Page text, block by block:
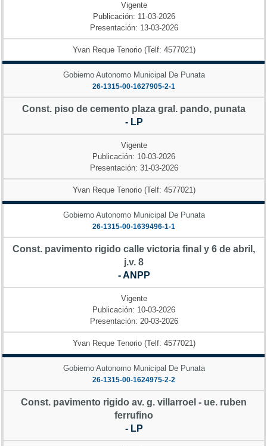
Vigente
Publicación: 11-03-2026
Presentación: 13-03-2026
Yvan Reque Tenorio (Telf: 4577021)
Gobierno Autonomo Municipal De Punata
26-1315-00-1627905-2-1
Const. piso de cemento plaza gral. pando, punata
- LP
Vigente
Publicación: 10-03-2026
Presentación: 31-03-2026
Yvan Reque Tenorio (Telf: 4577021)
Gobierno Autonomo Municipal De Punata
26-1315-00-1639496-1-1
Const. pavimento rigido calle victoria final y 6 de abril,
j.v. 8
- ANPP
Vigente
Publicación: 10-03-2026
Presentación: 20-03-2026
Yvan Reque Tenorio (Telf: 4577021)
Gobierno Autonomo Municipal De Punata
26-1315-00-1624975-2-2
Const. pavimento rigido av. g. villarroel - ue. ruben
ferrufino
- LP